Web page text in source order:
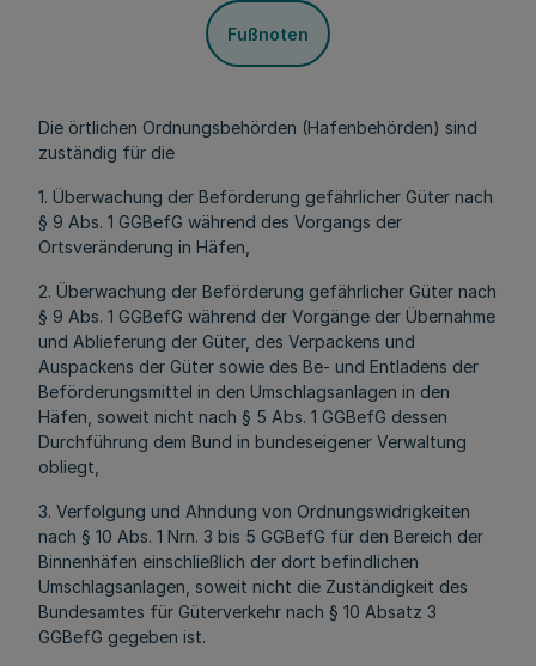
Fußnoten
Die örtlichen Ordnungsbehörden (Hafenbehörden) sind
zuständig für die
1. Überwachung der Beförderung gefährlicher Güter nach
§ 9 Abs. 1 GGBefG während des Vorgangs der
Ortsveränderung in Häfen,
2. Überwachung der Beförderung gefährlicher Güter nach
§ 9 Abs. 1 GGBefG während der Vorgänge der Übernahme
und Ablieferung der Güter, des Verpackens und
Auspackens der Güter sowie des Be- und Entladens der
Beförderungsmittel in den Umschlagsanlagen in den
Häfen, soweit nicht nach § 5 Abs. 1 GGBefG dessen
Durchführung dem Bund in bundeseigener Verwaltung
obliegt,
3. Verfolgung und Ahndung von Ordnungswidrigkeiten
nach § 10 Abs. 1 Nrn. 3 bis 5 GGBefG für den Bereich der
Binnenhäfen einschließlich der dort befindlichen
Umschlagsanlagen, soweit nicht die Zuständigkeit des
Bundesamtes für Güterverkehr nach § 10 Absatz 3
GGBefG gegeben ist.